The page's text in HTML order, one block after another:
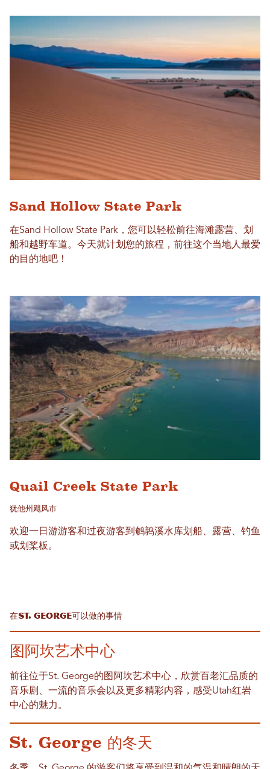
Sand Hollow State Park
在Sand Hollow State Park，您可以轻松前往海滩露营、划
船和越野车道。今天就计划您的旅程，前往这个当地人最爱
的目的地吧！
Quail Creek State Park
犹他州飓风市
欢迎一日游游客和过夜游客到鹌鹑溪水库划船、露营、钓鱼
或划桨板。
在St. George可以做的事情
图阿坎艺术中心
前往位于St. George的图阿坎艺术中心，欣赏百老汇品质的
音乐剧、一流的音乐会以及更多精彩内容，感受Utah红岩
中心的魅力。
St. George 的冬天